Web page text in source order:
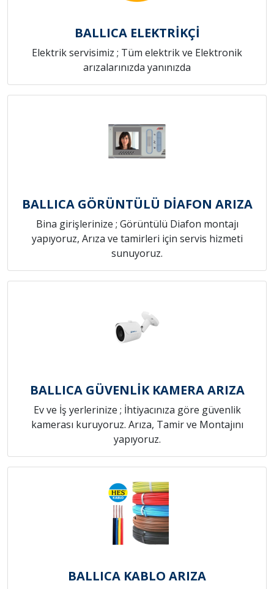
BALLICA ELEKTRİKÇİ
Elektrik servisimiz ; Tüm elektrik ve Elektronik
arızalarınızda yanınızda
BALLICA GÖRÜNTÜLÜ DİAFON ARIZA
Bina girişlerinize ; Görüntülü Diafon montajı
yapıyoruz, Arıza ve tamirleri için servis hizmeti
sunuyoruz.
BALLICA GÜVENLİK KAMERA ARIZA
Ev ve İş yerlerinize ; İhtiyacınıza göre güvenlik
kamerası kuruyoruz. Arıza, Tamir ve Montajını
yapıyoruz.
BALLICA KABLO ARIZA